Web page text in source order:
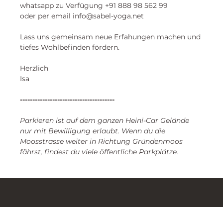
whatsapp zu Verfügung +91 888 98 562 99
oder per email info@sabel-yoga.net
Lass uns gemeinsam neue Erfahungen machen und
tiefes Wohlbefinden fördern.
Herzlich
Isa
--------------------------------------
Parkieren ist auf dem ganzen Heini-Car Gelände
nur mit Bewilligung erlaubt. Wenn du die
Moosstrasse weiter in Richtung Gründenmoos
fährst, findest du viele öffentliche Parkplätze.